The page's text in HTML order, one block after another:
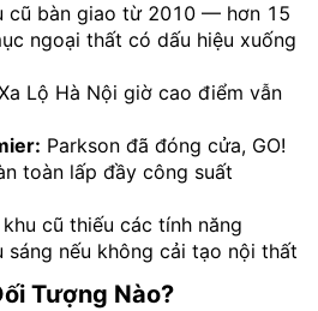
cũ bàn giao từ 2010 — hơn 15
ngoại thất có dấu hiệu xuống
Lộ Hà Nội giờ cao điểm vẫn
Parkson đã đóng cửa, GO!
toàn lấp đầy công suất
cũ thiếu các tính năng
sáng nếu không cải tạo nội thất
Tượng Nào?